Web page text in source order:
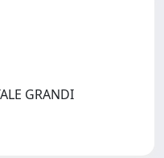
GRANDI